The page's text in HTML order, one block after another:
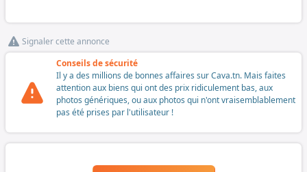
Signaler cette annonce
Conseils de sécurité
Il y a des millions de bonnes affaires sur Cava.tn. Mais faites
attention aux biens qui ont des prix ridiculement bas, aux
photos génériques, ou aux photos qui n'ont vraisemblablement
pas été prises par l'utilisateur !